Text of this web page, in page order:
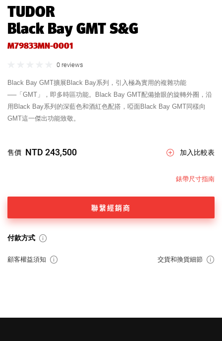
TUDOR
Black Bay GMT S&G
M79833MN-0001
0 reviews
Black Bay GMT擴展Black Bay系列，引入極為實用的複雜功能
──「GMT」，即多時區功能。Black Bay GMT配備搶眼的旋轉外圈，沿
用Black Bay系列的深藍色和酒紅色配搭，啞面Black Bay GMT同樣向
GMT這一傑出功能致敬。
售價 NTD 243,500 加入比較表
付款方式
錶帶尺寸指南
聯繫經銷商
顧客權益須知 交貨和換貨細節